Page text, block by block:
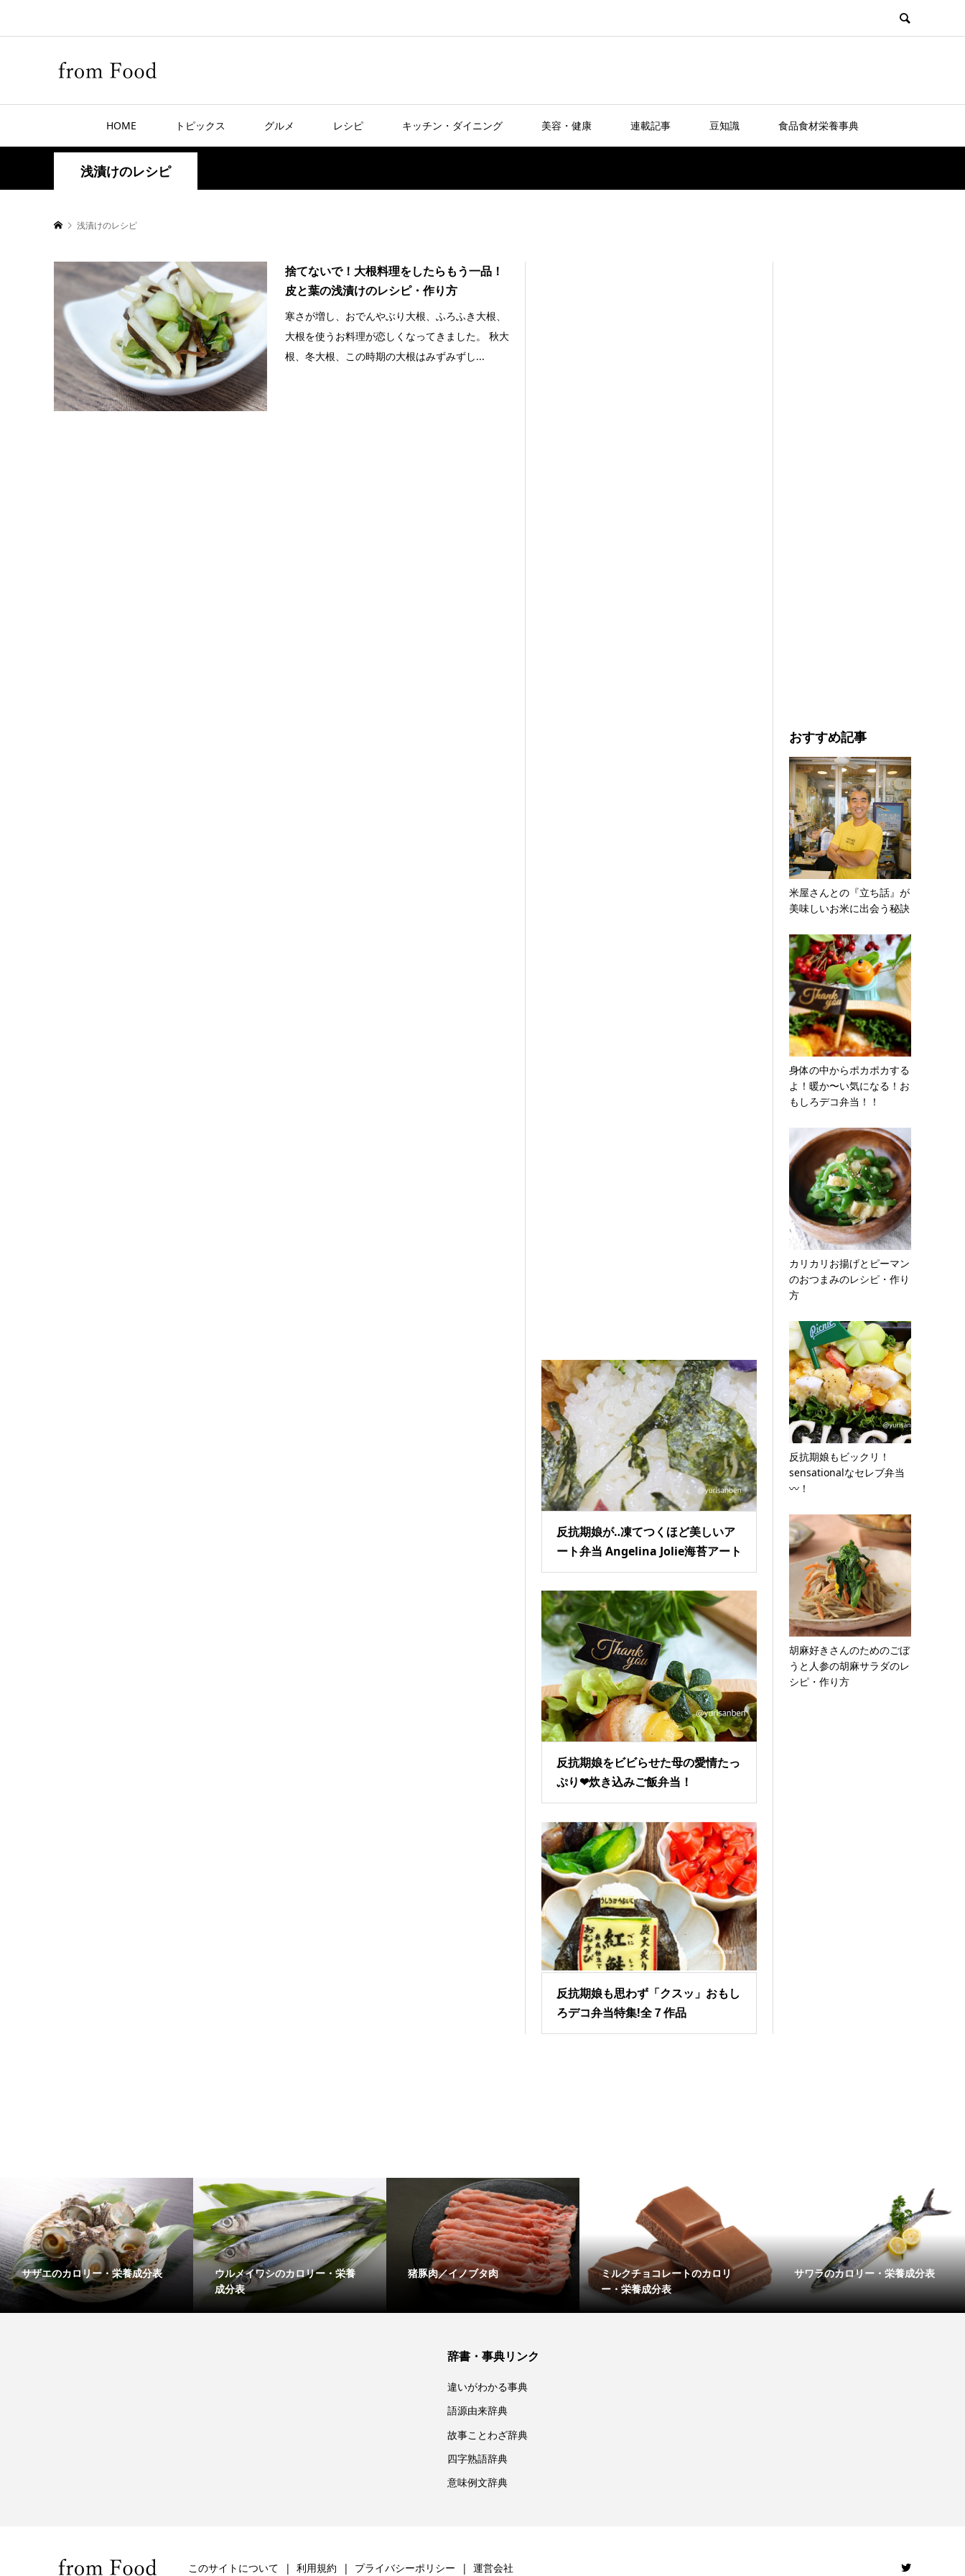
HOME トピックス グルメ レシピ キッチン・ダイニング 美容・健康 連載記事 豆知識 食品食材栄養事典
浅漬けのレシピ
浅漬けのレシピ
捨てないで！大根料理をしたらもう一品！
皮と葉の浅漬けのレシピ・作り方
寒さが増し、おでんやぶり大根、ふろふき大根、
大根を使うお料理が恋しくなってきました。 秋大
根、冬大根、この時期の大根はみずみずし...
反抗期娘が‥凍てつくほど美しいア
ート弁当 Angelina Jolie海苔アート
反抗期娘をビビらせた母の愛情たっ
ぷり❤︎炊き込みご飯弁当！
反抗期娘も思わず「クスッ」おもし
ろデコ弁当特集!全７作品
おすすめ記事
米屋さんとの『立ち話』が
美味しいお米に出会う秘訣
身体の中からポカポカする
よ！暖か〜い気になる！お
もしろデコ弁当！！
カリカリお揚げとピーマン
のおつまみのレシピ・作り
方
反抗期娘もビックリ！
sensationalなセレブ弁当
〰！
胡麻好きさんのためのごぼ
うと人参の胡麻サラダのレ
シピ・作り方
サザエのカロリー・栄養成分表
ウルメイワシのカロリー・栄養
成分表
猪豚肉／イノブタ肉
ミルクチョコレートのカロリ
ー・栄養成分表
サワラのカロリー・栄養成分表
辞書・事典リンク
違いがわかる事典
語源由来辞典
故事ことわざ辞典
四字熟語辞典
意味例文辞典
このサイトについて 利用規約 プライバシーポリシー 運営会社